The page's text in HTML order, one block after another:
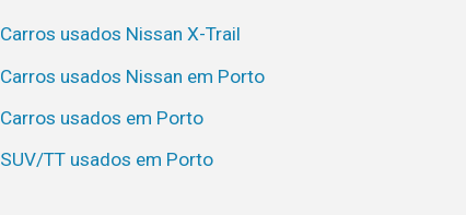
Carros usados Nissan X-Trail
Carros usados Nissan em Porto
Carros usados em Porto
SUV/TT usados em Porto